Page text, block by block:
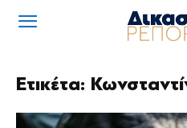
Ετικέτα: